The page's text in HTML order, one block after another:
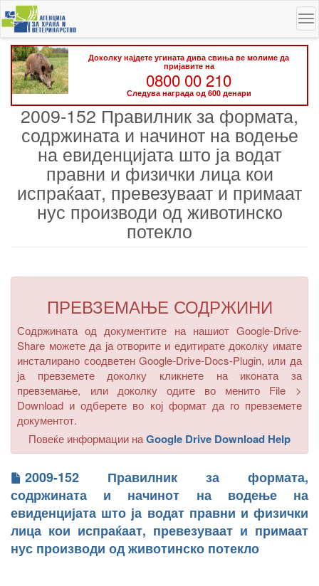
Skip
to
main
content
Доколку најдете угината дива свиња ве молиме да
пријавите на
0800 00 210
Следува награда од 600 денари
2009-152 Правилник за формата,
содржината и начинот на водење
на евиденцијата што ја водат
правни и физички лица кои
испраќаат, превезуваат и примаат
нус производи од животинско
потекло
ПРЕВЗЕМАЊЕ СОДРЖИНИ
Содржината од документите на нашиот Google-Drive-
Share можете да ја отворите и едитирате доколку имате
инсталирано соодветен Google-Drive-Docs-Plugin, или да
ја превземете доколку кликнете на иконата за
превземање, или доколку одите во менито File >
Download и одберете во кој формат да го превземете
документот.
Повеќе информации наGoogle Drive Download Help
2009-152 Правилник за формата,
содржината и начинот на водење на
евиденцијата што ја водат правни и физички
лица кои испраќаат, превезуваат и примаат
нус производи од животинско потекло